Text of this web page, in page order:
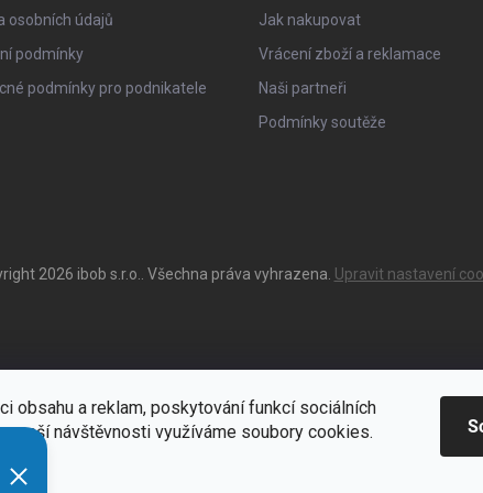
obsahu a reklam, poskytování funkcí sociálních
naší návštěvnosti využíváme soubory cookies.
osobních údajů
podmínky
podmínky pro podnikatele
Jak nakupovat
Vrácení zboží a reklamace
Naši partneři
Podmínky soutěže
2026 ibob s.r.o. . Všechna práva vyhrazena. Upravit nastavení